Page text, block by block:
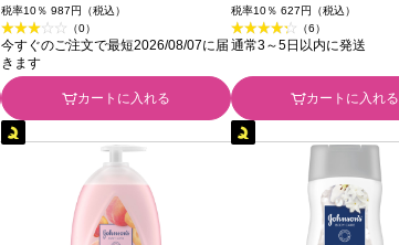
税率10％ 987円（税込）
（0）
今すぐのご注文で最短2026/08/07に届
きます
カートに入れる
ヘルス
税率10％ 627円（税込）
（6）
通常3～5日以内に発送
カートに入れる